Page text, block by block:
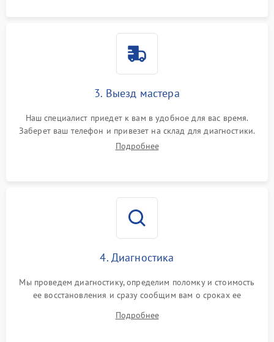
3. Выезд мастера
Наш специалист приедет к вам в удобное для вас время.
Заберет ваш телефон и привезет на склад для диагностики.
Подробнее
4. Диагностика
Мы проведем диагностику, определим поломку и стоимость
ее восстановления и сразу сообщим вам о сроках ее
Подробнее